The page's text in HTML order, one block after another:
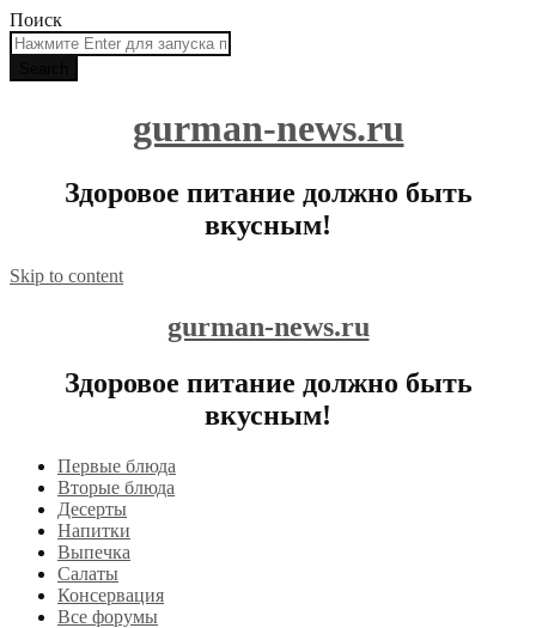
Поиск
gurman-news.ru
Здоровое питание должно быть
вкусным!
Skip to content
gurman-news.ru
Здоровое питание должно быть
вкусным!
Первые блюда
Вторые блюда
Десерты
Напитки
Выпечка
Салаты
Консервация
Все форумы